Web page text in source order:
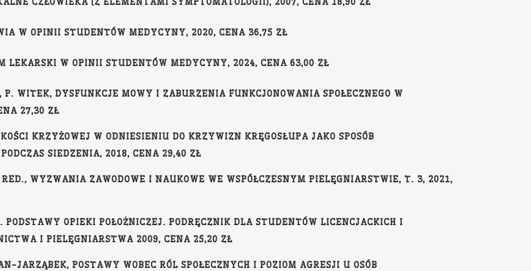
W OPINII STUDENTÓW MEDYCYNY, 2020, CENA 36,75 ZŁ
LEKARSKI W OPINII STUDENTÓW MEDYCYNY, 2024, CENA 63,00 ZŁ
WITEK, DYSFUNKCJE MOWY I ZABURZENIA FUNKCJONOWANIA SPOŁECZNEGO W
27,30 ZŁ
KRZYŻOWEJ W ODNIESIENIU DO KRZYWIZN KRĘGOSŁUPA JAKO SPOSÓB
SIEDZENIA, 2018, CENA 29,40 ZŁ
WYZWANIA ZAWODOWE I NAUKOWE WE WSPÓŁCZESNYM PIELĘGNIARSTWIE, T. 3, 2021,
OPIEKI POŁOŻNICZEJ. PODRĘCZNIK DLA STUDENTÓW LICENCJACKICH I
I PIELĘGNIARSTWA 2009, CENA 25,20 ZŁ
JARZĄBEK, POSTAWY WOBEC RÓL SPOŁECZNYCH I POZIOM AGRESJI U OSÓB